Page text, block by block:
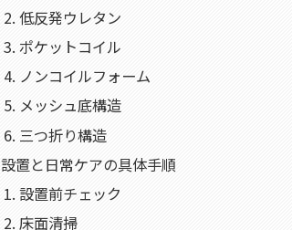
低反発ウレタン
ポケットコイル
ノンコイルフォーム
メッシュ底構造
三つ折り構造
設置と日常ケアの具体手順
設置前チェック
床面清掃